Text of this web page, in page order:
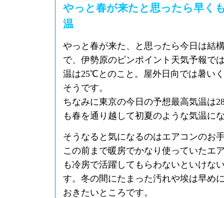
やっと春が来たと思ったら早く
温
やっと春が来た、と思ったら今日は結
で、伊勢原のピンポイント天気予報で
温は25℃とのこと。屋外日向では暑い
そうです。
ちなみに東京の今日の予想最高気温は
も春を通り越して初夏のような気温に
そうなると気になるのはエアコンのお
この前まで暖房でかなり使っていたエ
も冷房で活躍してもらわないといけな
す。冬の間にたまった汚れや埃は早め
おきたいところです。